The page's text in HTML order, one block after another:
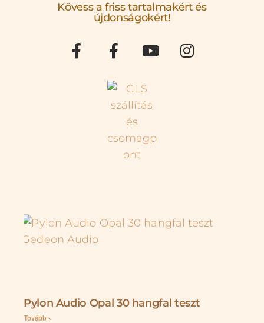
Kövess a friss tartalmakért és
újdonságokért!
Pylon Audio Opal 30 hangfal teszt
Tovább »